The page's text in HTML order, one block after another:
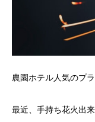
農園ホテル人気のプ
最近、手持ち花火出